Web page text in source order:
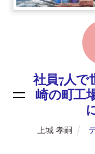
社員7人で
崎の町工
上城 孝嗣